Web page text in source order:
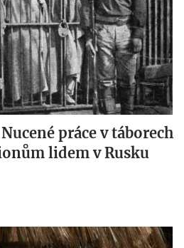
práce v táborech
lidem v Rusku